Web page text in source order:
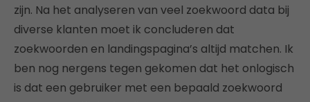
zijn. Na het analyseren van veel zoekwoord data bij
diverse klanten moet ik concluderen dat
zoekwoorden en landingspagina’s altijd matchen. Ik
ben nog nergens tegen gekomen dat het onlogisch
is dat een gebruiker met een bepaald zoekwoord